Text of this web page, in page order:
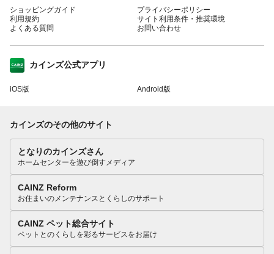
ショッピングガイド
利用規約
よくある質問
プライバシーポリシー
サイト利用条件・推奨環境
お問い合わせ
カインズ公式アプリ
iOS版 Android版
カインズのその他のサイト
となりのカインズさん
ホームセンターを遊び倒すメディア
CAINZ Reform
お住まいのメンテナンスとくらしのサポート
CAINZ ペット総合サイト
ペットとのくらしを彩るサービスをお届け